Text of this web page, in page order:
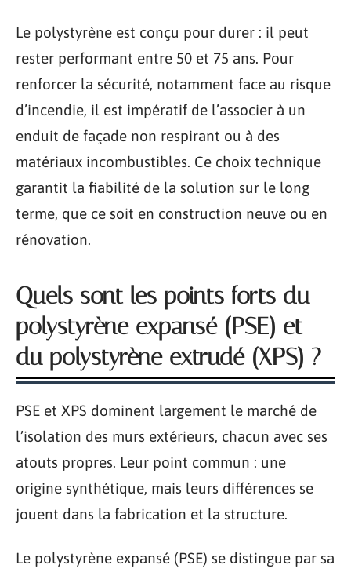
Le polystyrène est conçu pour durer : il peut
rester performant entre 50 et 75 ans. Pour
renforcer la sécurité, notamment face au risque
d’incendie, il est impératif de l’associer à un
enduit de façade non respirant ou à des
matériaux incombustibles. Ce choix technique
garantit la fiabilité de la solution sur le long
terme, que ce soit en construction neuve ou en
rénovation.
Quels sont les points forts du
polystyrène expansé (PSE) et
du polystyrène extrudé (XPS) ?
PSE et XPS dominent largement le marché de
l’isolation des murs extérieurs, chacun avec ses
atouts propres. Leur point commun : une
origine synthétique, mais leurs différences se
jouent dans la fabrication et la structure.
Le polystyrène expansé (PSE) se distingue par sa